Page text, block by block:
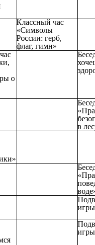
Классный час
«Символы
России: герб,
флаг, гимн»
о
в
игры
игры